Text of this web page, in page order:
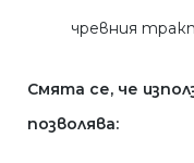
чревния
Смята се, че
позволява: